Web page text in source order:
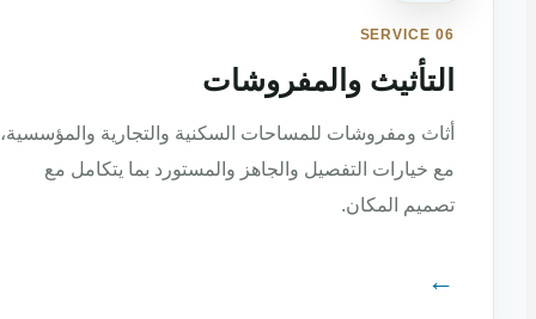
SERVICE 06
التأثيث والمفروشات
أثاث ومفروشات للمساحات السكنية والتجارية والمؤسسية،
مع خيارات التفصيل والجاهز والمستورد بما يتكامل مع
تصميم المكان.